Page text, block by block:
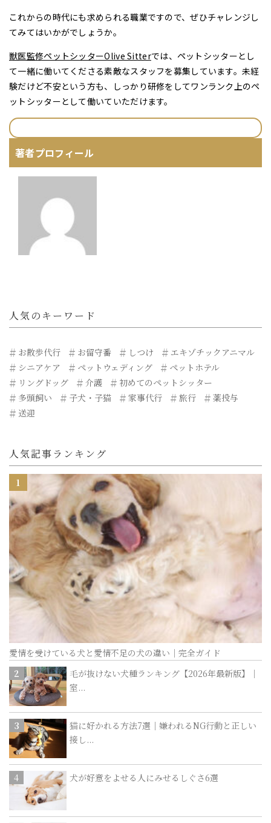
これからの時代にも求められる職業ですので、ぜひチャレンジし
てみてはいかがでしょうか。
獣医監修ペットシッターOlive Sitterでは、ペットシッターとし
て一緒に働いてくださる素敵なスタッフを募集しています。未経
験だけど不安という方も、しっかり研修をしてワンランク上のペ
ットシッターとして働いていただけます。
著者プロフィール
人気のキーワード
お散歩代行 お留守番 しつけ
エキゾチックアニマル
シニアケア
ペットウェディング
ペットホテル
リングドッグ
介護
初めてのペットシッター
多頭飼い
子犬・子猫 家事代行 旅行
薬投与
送迎
人気記事ランキング
愛情を受けている犬と愛情不足の犬の違い｜完全ガイド
毛が抜けない犬種ランキング【2026年最新版】｜
室...
猫に好かれる方法7選｜嫌われるNG行動と正しい
接し...
犬が好意をよせる人にみせるしぐさ6選